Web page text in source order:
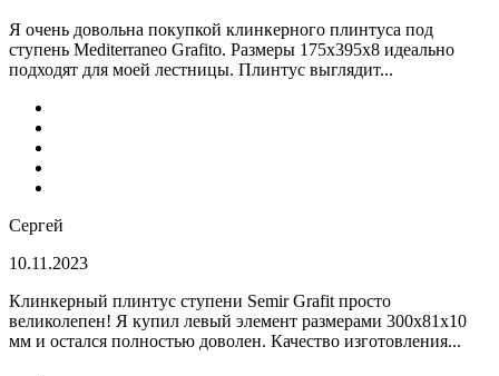
Я очень довольна покупкой клинкерного плинтуса под
ступень Mediterraneo Grafito. Размеры 175х395х8 идеально
подходят для моей лестницы. Плинтус выглядит...
Сергей
10.11.2023
Клинкерный плинтус ступени Semir Grafit просто
великолепен! Я купил левый элемент размерами 300х81х10
мм и остался полностью доволен. Качество изготовления...